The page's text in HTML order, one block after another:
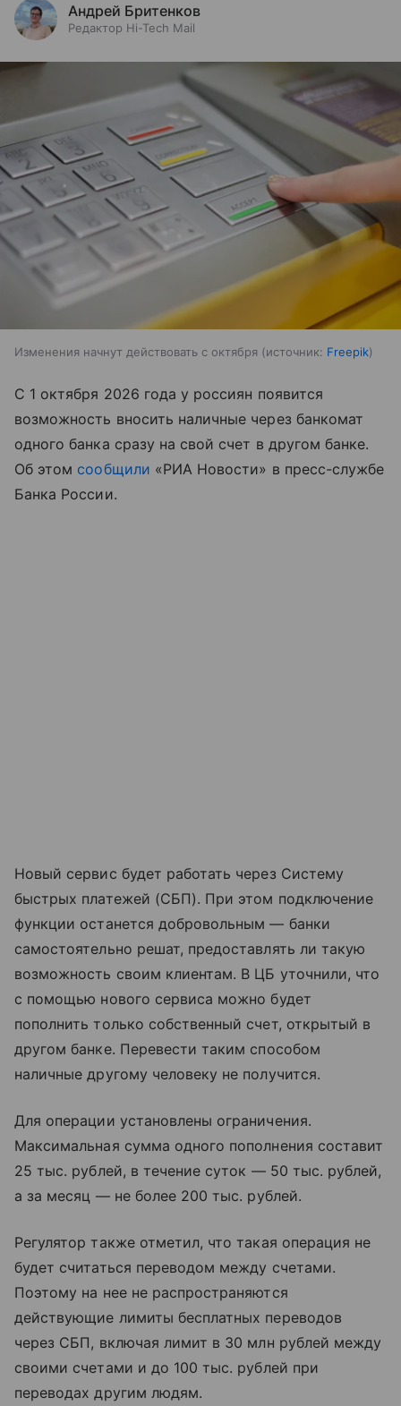
Андрей Бритенков
Редактор Hi-Tech Mail
Изменения начнут действовать с октября источник: Freepik
С 1 октября 2026 года у россиян появится
возможность вносить наличные через банкомат
одного банка сразу на свой счет в другом банке.
Об этом сообщили «РИА Новости» в пресс-службе
Банка России.
Новый сервис будет работать через Систему
быстрых платежей (СБП). При этом подключение
функции останется добровольным — банки
самостоятельно решат, предоставлять ли такую
возможность своим клиентам. В ЦБ уточнили, что
с помощью нового сервиса можно будет
пополнить только собственный счет, открытый в
другом банке. Перевести таким способом
наличные другому человеку не получится.
Для операции установлены ограничения.
Максимальная сумма одного пополнения составит
25 тыс. рублей, в течение суток — 50 тыс. рублей,
а за месяц — не более 200 тыс. рублей.
Регулятор также отметил, что такая операция не
будет считаться переводом между счетами.
Поэтому на нее не распространяются
действующие лимиты бесплатных переводов
через СБП, включая лимит в 30 млн рублей между
своими счетами и до 100 тыс. рублей при
переводах другим людям.